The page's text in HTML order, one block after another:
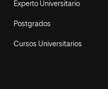
Experto Universitario
Postgrados
Cursos Universitarios